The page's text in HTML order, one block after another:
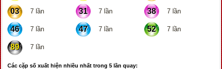
03 7 lần 31 7 lần 38 7 lần
46 7 lần 47 7 lần 52 7 lần
89 7 lần
Các cặp số xuất hiện nhiều nhất trong 5 lần quay: